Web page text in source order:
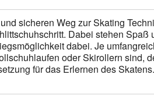
sicheren Weg zur Skating
Dabei stehen Spaß
dabei. Je
oder Skirollern sind,
für das Erlernen des